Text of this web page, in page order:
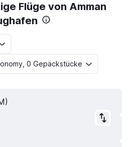
Flüge von Amman
0 Gepäckstücke